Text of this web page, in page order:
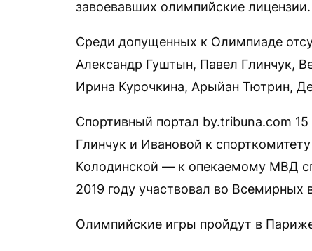
завоевавших олимпийские лицензии.
Среди допущенных к Олимпиаде
Александр Гуштын, Павел Глинчук,
Ирина Курочкина, Арыйан Тютрин,
Спортивный портал by.tribuna.com
Глинчук и Ивановой к
Колодинской — к опекаемому МВД
2019 году участвовал во Всемирных
Олимпийские игры пройдут в